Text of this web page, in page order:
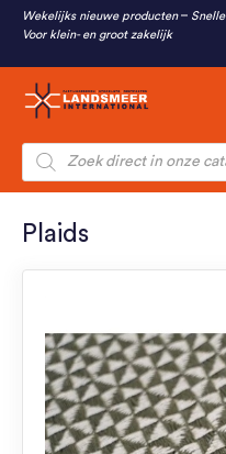
Wekelijks nieuwe producten
Voor klein- en groot zakelijk
Producten
zoeken
Plaids